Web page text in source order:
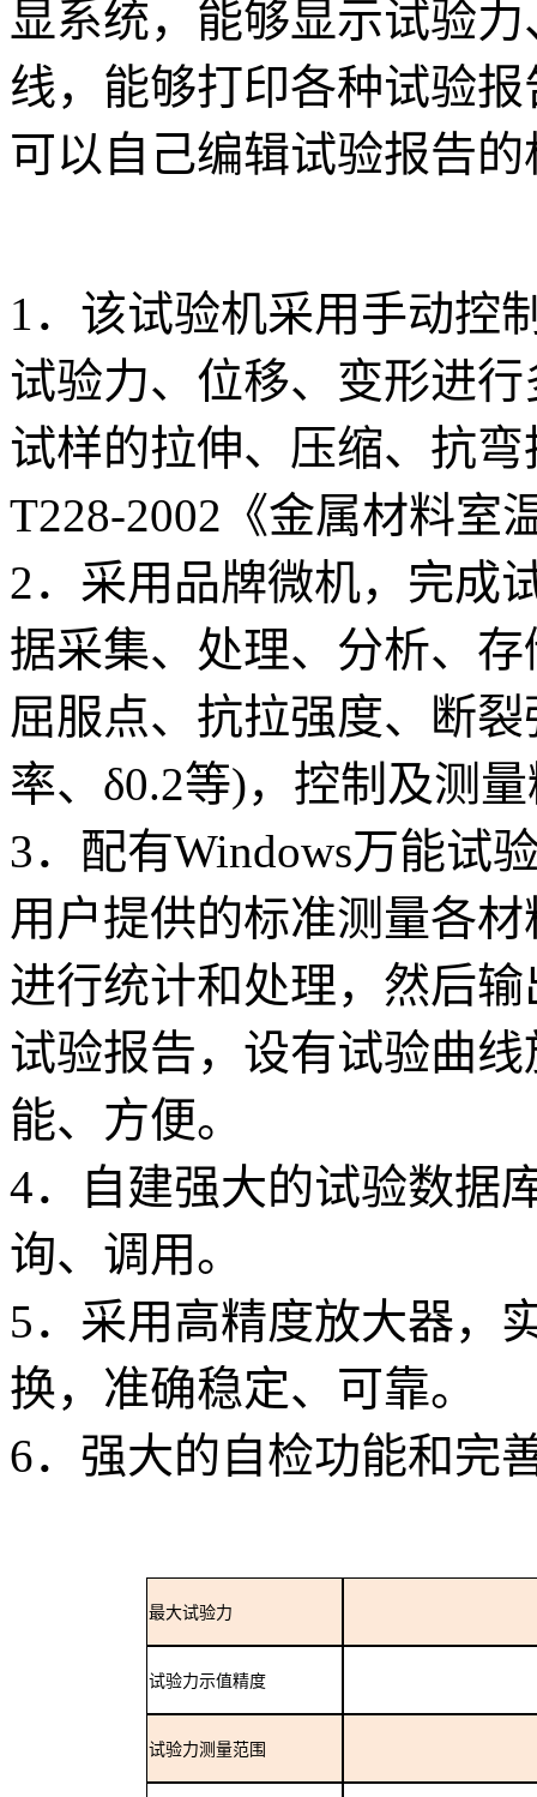
显系统，能够显示试验
线，能够打印各种试验
可以自己编辑试验报告的
1．该试验机采用手动控
试验力、位移、变形进
试样的拉伸、压缩、抗
T228-2002《金属材料室
2．采用品牌微机，完成
据采集、处理、分析、
屈服点、抗拉强度、断
率、δ0.2等)，控制及测
3．配有Windows万能试
用户提供的标准测量各
进行统计和处理，然后
试验报告，设有试验曲
能、方便。
4．自建强大的试验数据
询、调用。
5．采用高精度放大器，
换，准确稳定、可靠。
6．强大的自检功能和完
最大试验力
试验力示值精度
试验力测量范围